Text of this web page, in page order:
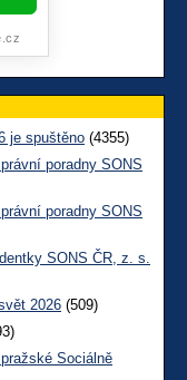
je spuštěno (4355)
poradny SONS
poradny SONS
SONS ČR, z. s.
2026 (509)
Sociálně